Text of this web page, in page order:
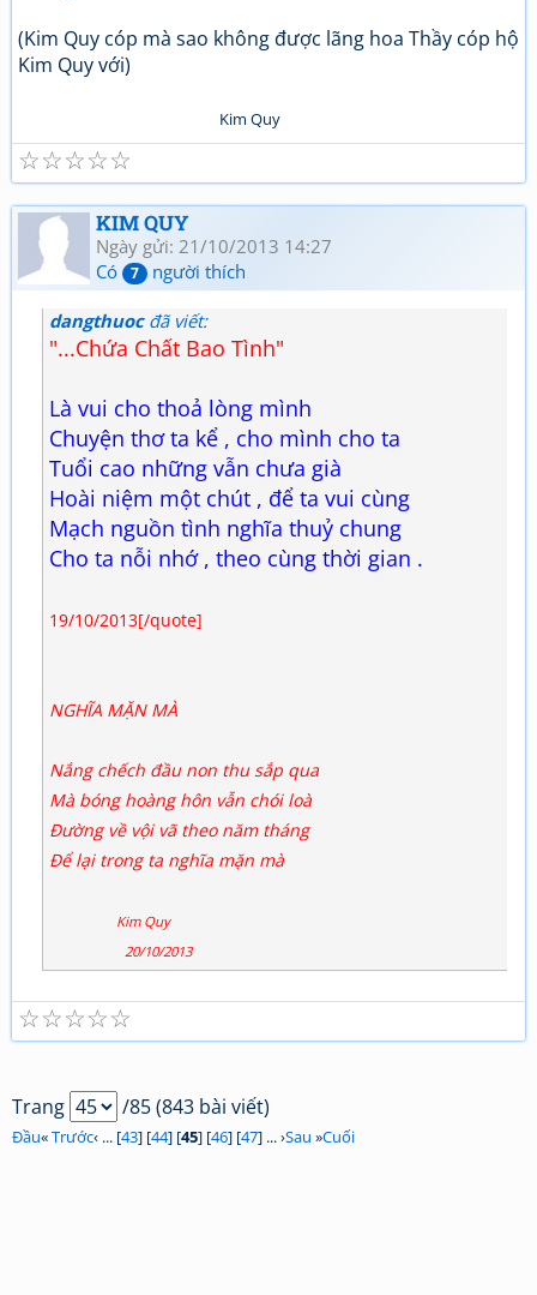
(Kim Quy cóp mà sao không được lãng hoa Thầy cóp hộ
Kim Quy với)
Kim Quy
☆
☆
☆
☆
☆
KIM QUY
Ngày gửi: 21/10/2013 14:27
Có
7 người thích
dangthuocđã viết:
"...Chứa Chất Bao Tình"
Là vui cho thoả lòng mình
Chuyện thơ ta kể , cho mình cho ta
Tuổi cao những vẫn chưa già
Hoài niệm một chút , để ta vui cùng
Mạch nguồn tình nghĩa thuỷ chung
Cho ta nỗi nhớ , theo cùng thời gian .
19/10/2013[/quote]
NGHĨA MẶN MÀ
Nắng chếch đầu non thu sắp qua
Mà bóng hoàng hôn vẫn chói loà
Đường về vội vã theo năm tháng
Để lại trong ta nghĩa mặn mà
Kim Quy
20/10/2013
☆
☆
☆
☆
☆
Trang /85 (843 bài viết)
Đầu«Trước‹ ... [43] [44] [45] [46] [47] ... ›Sau »Cuối